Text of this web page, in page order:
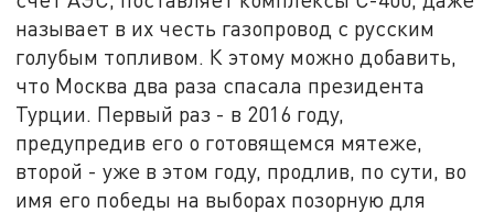
называет в их честь газопровод с русским
голубым топливом. К этому можно добавить,
что Москва два раза спасала президента
Турции. Первый раз - в 2016 году,
предупредив его о готовящемся мятеже,
второй - уже в этом году, продлив, по сути, во
имя его победы на выборах позорную для